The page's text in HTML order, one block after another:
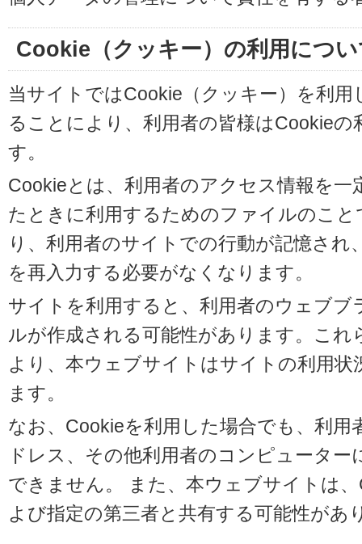
Cookie（クッキー）の利用につ
当サイトではCookie（クッキー）を利
ることにより、利用者の皆様はCookie
す。
Cookieとは、利用者のアクセス情報を
たときに利用するためのファイルのこ
り、利用者のサイトでの行動が記憶さ
を再入力する必要がなくなります。
サイトを利用すると、利用者のウェブ
ルが作成される可能性があります。こ
より、本ウェブサイトはサイトの利用
ます。
なお、Cookieを利用した場合でも、利用
ドレス、その他利用者のコンピュータ
できません。 また、本ウェブサイトは
よび指定の第三者と共有する可能性があ